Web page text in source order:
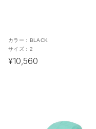
カラー： BLACK
サイズ： 2
¥10,560